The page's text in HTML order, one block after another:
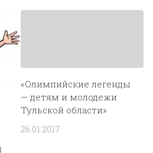
«Олимпийские легенды
— детям и молодежи
Тульской области»
26.01.2017